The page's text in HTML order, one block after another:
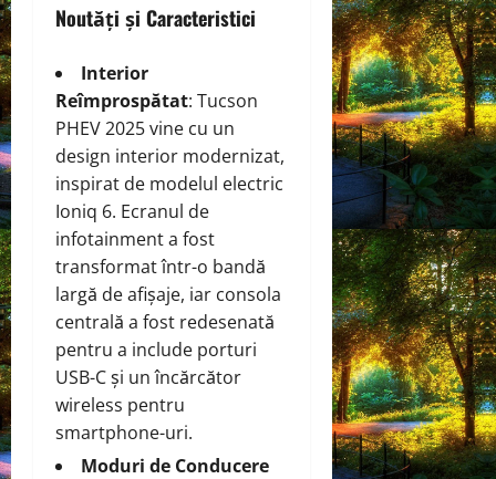
Noutăți și Caracteristici
Interior
Reîmprospătat: Tucson
PHEV 2025 vine cu un
design interior modernizat,
inspirat de modelul electric
Ioniq 6. Ecranul de
infotainment a fost
transformat într-o bandă
largă de afișaje, iar consola
centrală a fost redesenată
pentru a include porturi
USB-C și un încărcător
wireless pentru
smartphone-uri.
Moduri de Conducere